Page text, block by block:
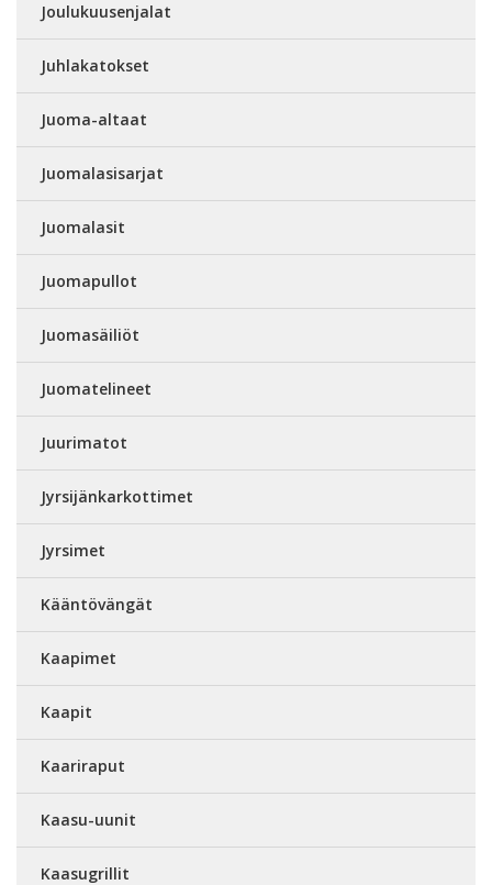
Joulukuusenjalat
Juhlakatokset
Juoma-altaat
Juomalasisarjat
Juomalasit
Juomapullot
Juomasäiliöt
Juomatelineet
Juurimatot
Jyrsijänkarkottimet
Jyrsimet
Kääntövängät
Kaapimet
Kaapit
Kaariraput
Kaasu-uunit
Kaasugrillit